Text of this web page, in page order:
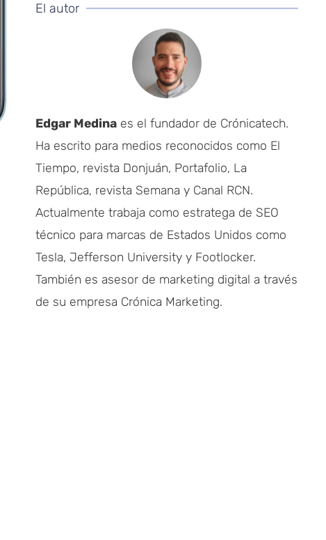
El autor
Edgar Medinaes el fundador de Crónicatech.
Ha escrito para medios reconocidos como El
Tiempo, revista Donjuán, Portafolio, La
República, revista Semana y Canal RCN.
Actualmente trabaja como estratega de SEO
técnico para marcas de Estados Unidos como
Tesla, Jefferson University y Footlocker.
También es asesor de marketing digital a través
de su empresa Crónica Marketing.